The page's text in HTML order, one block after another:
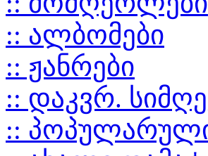
:: ალბომები
:: ჟანრები
:: დაკვრ.
::